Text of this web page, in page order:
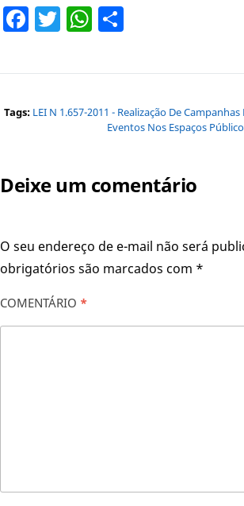
Facebook
TwitterWhatsApp
Tags: LEI N 1.657-2011 - Realização De
Eventos Nos Espaços
Deixe um comentário
O seu endereço de e-mail não será
obrigatórios são marcados com *
COMENTÁRIO *